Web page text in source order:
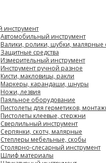
инструмент
Автомобильный инструмент
Валики, ролики, шубки, малярные
Защитные средства
Измерительный инструмент
Инструмент ручной разное
Кисти, макловицы, ракли
Маркеры, карандаши, шнуры
Ножи, лезвия
Паяльное оборудование
Пистолеты для герметиков,
Пистолеты клеевые, стержни
Сверлильный инструмент
Серпянки, скотч, малярные
Степлеры мебельные, скобы
Столярно-слесарный инструмент
Шлиф материалы